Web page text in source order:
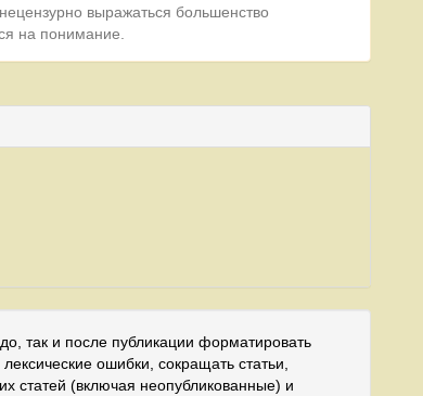
выражаться большенство
на понимание.
так и после публикации форматировать
ошибки, сокращать статьи,
статей (включая неопубликованные) и